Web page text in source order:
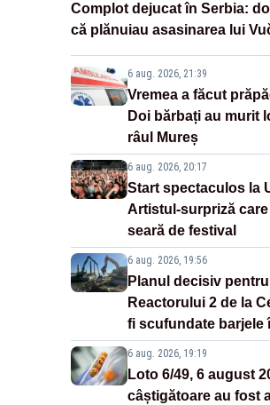
Complot dejucat în Serbia:
că plănuiau asasinarea lui
6 aug. 2026, 21:39
Vremea a făcut
Doi bărbați au murit
râul Mureș
6 aug. 2026, 20:17
Start spectaculos la
Artistul-surpriză
seară de festival
6 aug. 2026, 19:56
Planul decisiv
Reactorului 2 de la
fi scufundate barjele
6 aug. 2026, 19:19
Loto 6/49, 6 august
câștigătoare au fost